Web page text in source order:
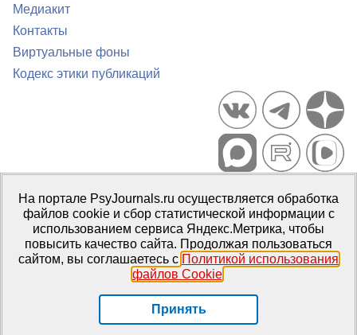
Медиакит
Контакты
Виртуальные фоны
Кодекс этики публикаций
Портал психологических изданий PsyJournals.ru, 2007–2026
Правила использования материалов
Свидетельство регистрации СМИЭл № ФС77-66447 от 14 июля
2016 г.
Издатель: ФГБОУ ВО МГППУ
На портале PsyJournals.ru осуществляется обработка
файлов cookie и сбор статистической информации с
использованием сервиса Яндекс.Метрика, чтобы
повысить качество сайта. Продолжая пользоваться
сайтом, вы соглашаетесь с Политикой использования
файлов Cookie.
Принять